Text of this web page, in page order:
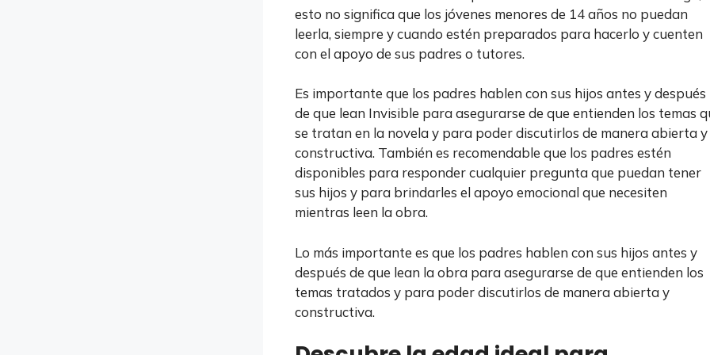
esto no significa que los jóvenes menores de 14 años no puedan
leerla, siempre y cuando estén preparados para hacerlo y cuenten
con el apoyo de sus padres o tutores.
Es importante que los padres hablen con sus hijos antes y después
de que lean Invisible para asegurarse de que entienden los temas
se tratan en la novela y para poder discutirlos de manera abierta y
constructiva. También es recomendable que los padres estén
disponibles para responder cualquier pregunta que puedan tener
sus hijos y para brindarles el apoyo emocional que necesiten
mientras leen la obra.
Lo más importante es que los padres hablen con sus hijos antes y
después de que lean la obra para asegurarse de que entienden los
temas tratados y para poder discutirlos de manera abierta y
constructiva.